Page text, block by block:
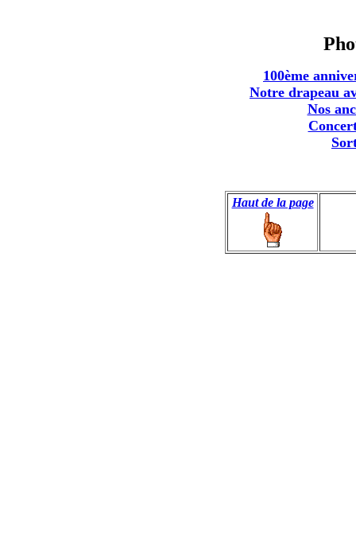
100ème
Notre drapeau
Nos
Haut de la page